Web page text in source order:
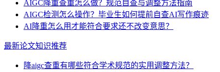
AIGC降重查重怎么做？规范自查与调整方法指南
AIGC检测怎么操作？毕业生如何提前自查AI写作痕迹
AI降重怎么用才能符合要求还不改变意思？
最新论文知识推荐
降aigc查重有哪些符合学术规范的实用调整方法？